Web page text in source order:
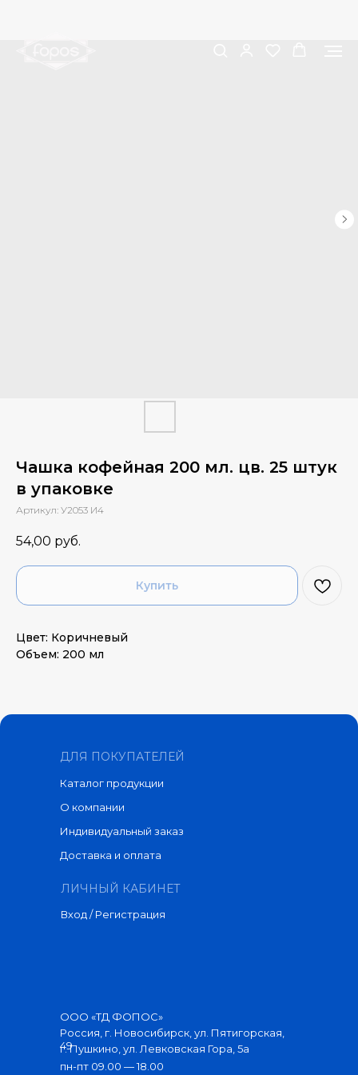
Чашка кофейная 200 мл. цв. 25 штук
в упаковке
Артикул: У2053 И4
54,00 руб.
Купить
Цвет: Коричневый
Объем: 200 мл
ДЛЯ ПОКУПАТЕЛЕЙ
Каталог продукции
Доставка и оплата
ЛИЧНЫЙ КАБИНЕТ
Вход / Регистрация
О компании
пн-пт 09.00 — 18.00
Индивидуальный заказ
Россия, г. Новосибирск, ул. Пятигорская,
49
г. Пушкино, ул. Левковская Гора, 5а
ООО «ТД ФОПОС»